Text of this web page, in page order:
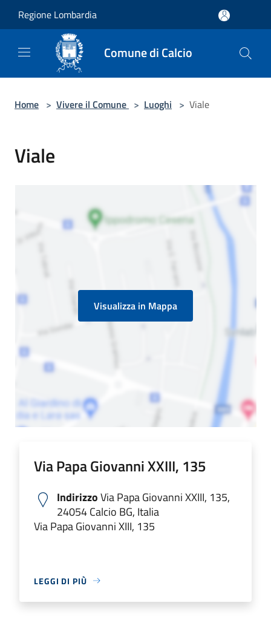
Regione Lombardia
Comune di Calcio
Home > Vivere il Comune > Luoghi > Viale
Viale
Visualizza in Mappa
Via Papa Giovanni XXIII, 135
IndirizzoVia Papa Giovanni XXIII, 135,
24054 Calcio BG, Italia
Via Papa Giovanni XIII, 135
LEGGI DI PIÙ